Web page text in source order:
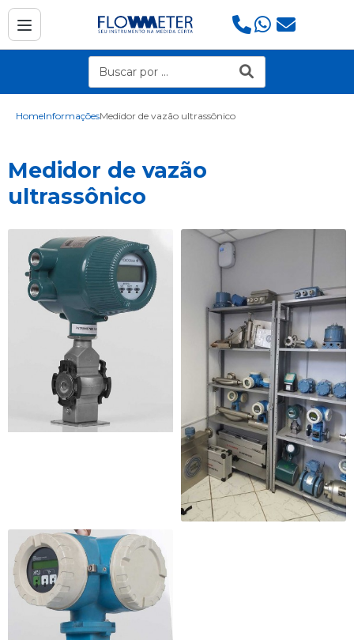
HomeInformaçõesMedidor de vazão ultrassônico
Medidor de vazão
ultrassônico